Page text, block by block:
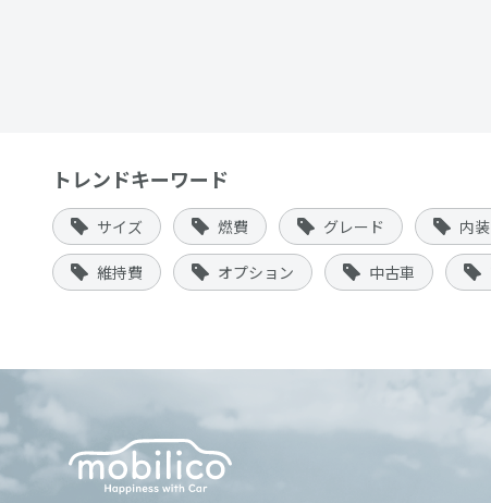
トレンドキーワード
サイズ 燃費 グレード 内装
維持費 オプション 中古車